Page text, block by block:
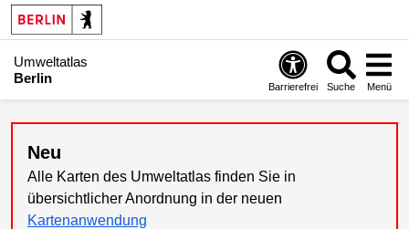
Umweltatlas
Berlin
Barrierefrei Suche Menü
Neu
Alle Karten des Umweltatlas finden Sie in
übersichtlicher Anordnung in der neuen
Kartenanwendung